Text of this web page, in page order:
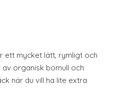
ett mycket lätt, rymligt och
organisk bomull och
när du vill ha lite extra